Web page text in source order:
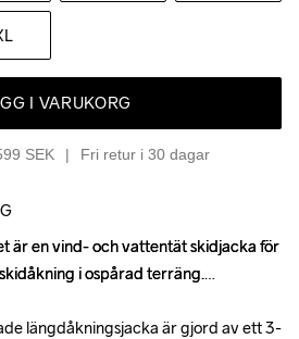
I VARUKORG
SEK Fri retur i 30 dagar
är en vind- och vattentät skidjacka för
i ospårad terräng.
längdåkningsjacka är gjord av ett 3-
är en vind- och vattentät skidjacka för
i ospårad terräng.
längdåkningsjacka är gjord av ett 3-